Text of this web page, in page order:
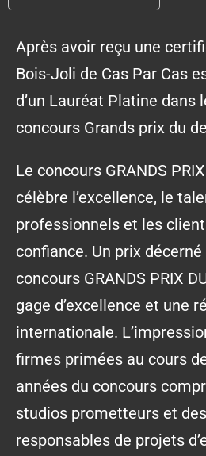
Après avoir reçu une
Bois-Joli de Cas Par Cas
d’un Lauréat Platine dans
concours Grands prix du
Le concours GRANDS
célèbre l’excellence, le
professionnels et les
confiance. Un prix
concours GRANDS PRIX
gage d’excellence et une
internationale.
firmes primées au cours
années du concours
studios prometteurs et
responsables de projets